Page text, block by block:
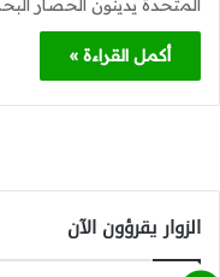
المتحدة يدينون الحصار
أكمل القراءة »
الزوار يقرؤون الآن